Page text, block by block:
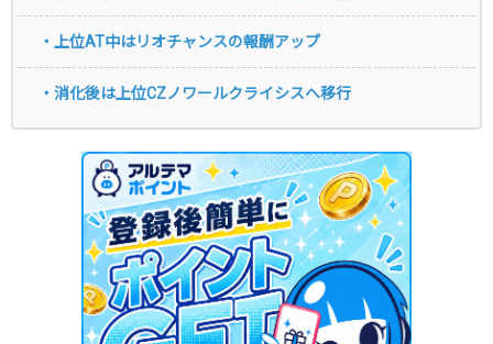
・上位AT中はリオチャンスの報酬アップ
・消化後は上位CZノワールクライシスへ移行